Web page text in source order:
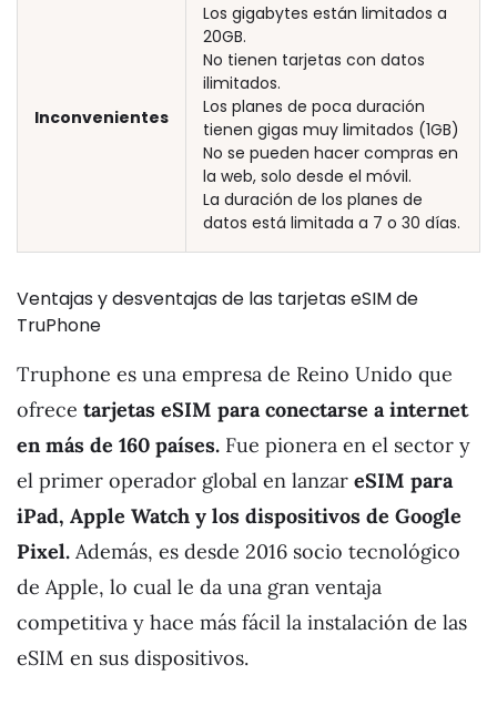
Inconvenientes
Los gigabytes están limitados a
20GB.
No tienen tarjetas con datos
ilimitados.
Los planes de poca duración
tienen gigas muy limitados (1GB)
No se pueden hacer compras en
la web, solo desde el móvil.
La duración de los planes de
datos está limitada a 7 o 30 días.
Ventajas y desventajas de las tarjetas eSIM de
TruPhone
Truphone es una empresa de Reino Unido que
ofrece tarjetas eSIM para conectarse a internet
en más de 160 países. Fue pionera en el sector y
el primer operador global en lanzar eSIM para
iPad, Apple Watch y los dispositivos de Google
Pixel. Además, es desde 2016 socio tecnológico
de Apple, lo cual le da una gran ventaja
competitiva y hace más fácil la instalación de las
eSIM en sus dispositivos.